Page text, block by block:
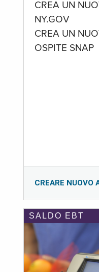
CREA UN
NY.GOV
CREA UN
OSPITE SNAP
CREARE NUOVO
SALDO EBT